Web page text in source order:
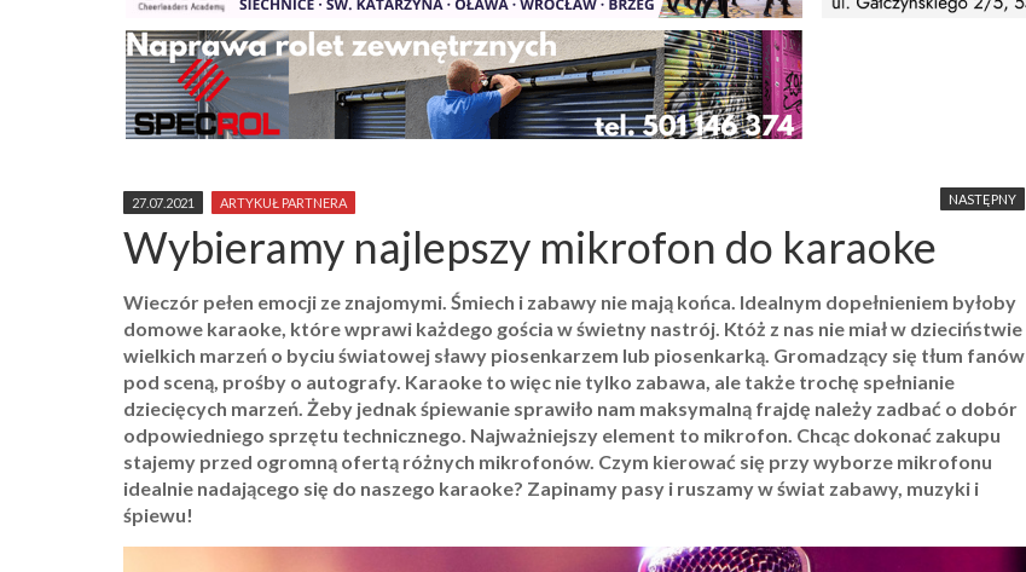
NASTĘPNY
27.07.2021 ARTYKUŁ PARTNERA
Wybieramy najlepszy mikrofon do karaoke
Wieczór pełen emocji ze znajomymi. Śmiech i zabawy nie mają końca. Idealnym dopełnieniem byłoby
domowe karaoke, które wprawi każdego gościa w świetny nastrój. Któż z nas nie miał w dzieciństwie
wielkich marzeń o byciu światowej sławy piosenkarzem lub piosenkarką. Gromadzący się tłum fanów
pod sceną, prośby o autografy. Karaoke to więc nie tylko zabawa, ale także trochę spełnianie
dziecięcych marzeń. Żeby jednak śpiewanie sprawiło nam maksymalną frajdę należy zadbać o dobór
odpowiedniego sprzętu technicznego. Najważniejszy element to mikrofon. Chcąc dokonać zakupu
stajemy przed ogromną ofertą różnych mikrofonów. Czym kierować się przy wyborze mikrofonu
idealnie nadającego się do naszego karaoke? Zapinamy pasy i ruszamy w świat zabawy, muzyki i
śpiewu!